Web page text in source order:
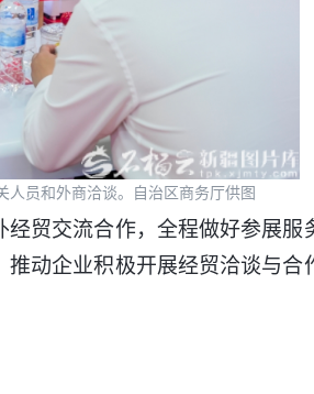
人员和外商洽谈。自治区商务厅供图
交流合作，全程做好参展服
动企业积极开展经贸洽谈与合